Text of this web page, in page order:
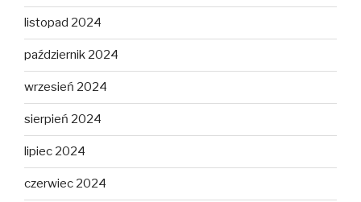
listopad 2024
październik 2024
wrzesień 2024
sierpień 2024
lipiec 2024
czerwiec 2024